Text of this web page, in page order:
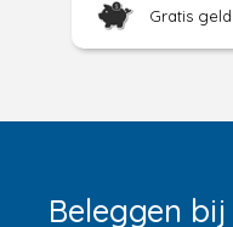
Gratis geld
Beleggen